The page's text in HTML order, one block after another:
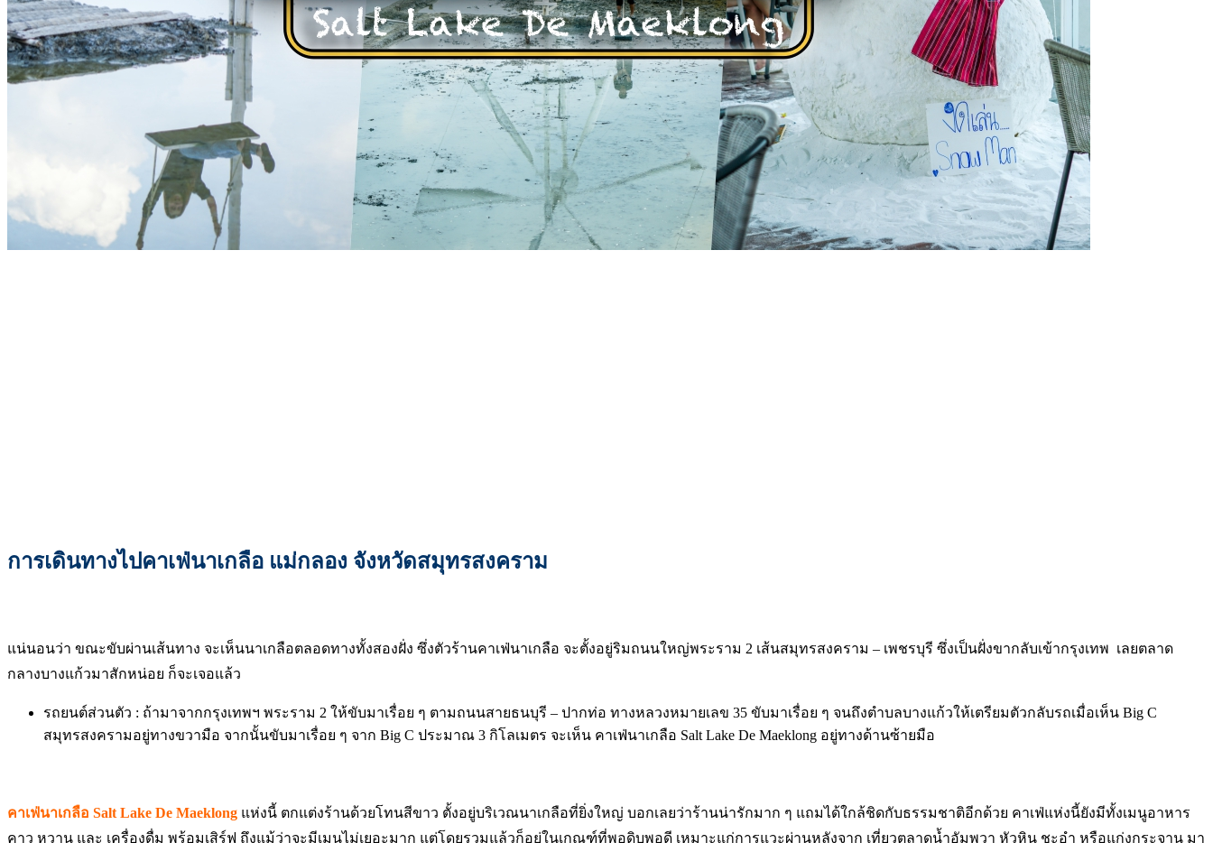
การเดินทางไปคาเฟ่นาเกลือ แม่กลอง จังหวัดสมุทรสงคราม
แน่นอนว่า ขณะขับผ่านเส้นทาง จะเห็นนาเกลือตลอดทางทั้งสองฝั่ง ซึ่งตัวร้านคาเฟ่นาเกลือ จะตั้งอยู่ริมถนนใหญ่พระราม 2 เส้นสมุทรสงคราม – เพชรบุรี ซึ่งเป็นฝั่งขากลับเข้ากรุงเทพ เลยตลาด
กลางบางแก้วมาสักหน่อย ก็จะเจอแล้ว
รถยนต์ส่วนตัว : ถ้ามาจากกรุงเทพฯ พระราม 2 ให้ขับมาเรื่อย ๆ ตามถนนสายธนบุรี – ปากท่อ ทางหลวงหมายเลข 35 ขับมาเรื่อย ๆ จนถึงตำบลบางแก้วให้เตรียมตัวกลับรถเมื่อเห็น Big C
สมุทรสงครามอยู่ทางขวามือ จากนั้นขับมาเรื่อย ๆ จาก Big C ประมาณ 3 กิโลเมตร จะเห็น คาเฟ่นาเกลือ Salt Lake De Maeklong อยู่ทางด้านซ้ายมือ
คาเฟ่นาเกลือ Salt Lake De Maeklong แห่งนี้ ตกแต่งร้านด้วยโทนสีขาว ตั้งอยู่บริเวณนาเกลือที่ยิ่งใหญ่ บอกเลยว่าร้านน่ารักมาก ๆ แถมได้ใกล้ชิดกับธรรมชาติอีกด้วย คาเฟ่แห่งนี้ยังมีทั้งเมนูอาหาร
คาว หวาน และ เครื่องดื่ม พร้อมเสิร์ฟ ถึงแม้ว่าจะมีเมนูไม่เยอะมาก แต่โดยรวมแล้วก็อยู่ในเกณฑ์ที่พอดิบพอดี เหมาะแก่การแวะผ่านหลังจาก เที่ยวตลาดน้ำอัมพวา หัวหิน ชะอำ หรือแก่งกระจาน มา